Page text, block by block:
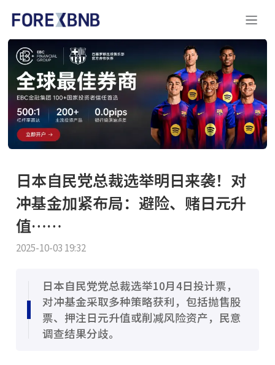
日本自民党总裁选举明日来袭！对
冲基金加紧布局：避险、赌日元升
值……
2025-10-03 19:32
日本自民党党总裁选举10月4日投计票，
对冲基金采取多种策略获利，包括抛售股
票、押注日元升值或削减风险资产，民意
调查结果分歧。